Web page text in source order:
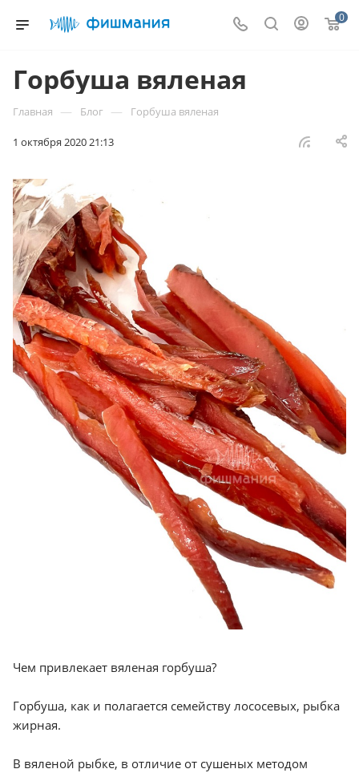
0
Горбуша вяленая
Главная — Блог — Горбуша вяленая
1 октября 2020 21:13
Чем привлекает вяленая горбуша?
Горбуша, как и полагается семейству лососевых, рыбка
жирная.
В вяленой рыбке, в отличие от сушеных методом